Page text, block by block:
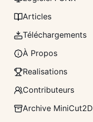
Articles
Téléchargements
À Propos
Realisations
Contributeurs
Archive MiniCut2D